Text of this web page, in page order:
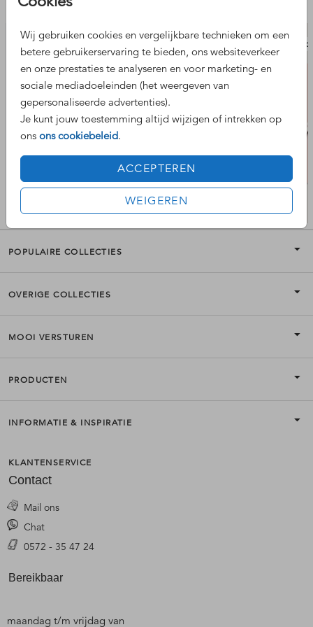
Wij gebruiken cookies en vergelijkbare technieken om een
betere gebruikerservaring te bieden, ons websiteverkeer
en onze prestaties te analyseren en voor marketing- en
sociale mediadoeleinden (het weergeven van
gepersonaliseerde advertenties).
Je kunt jouw toestemming altijd wijzigen of intrekken op
ons ons cookiebeleid.
ACCEPTEREN
WEIGEREN
Nog meer leuke ontwerpen
POPULAIRE COLLECTIES
OVERIGE COLLECTIES
MOOI VERSTUREN
PRODUCTEN
INFORMATIE & INSPIRATIE
KLANTENSERVICE
Contact
Mail ons
Chat
0572 - 35 47 24
Bereikbaar
maandag t/m vrijdag van